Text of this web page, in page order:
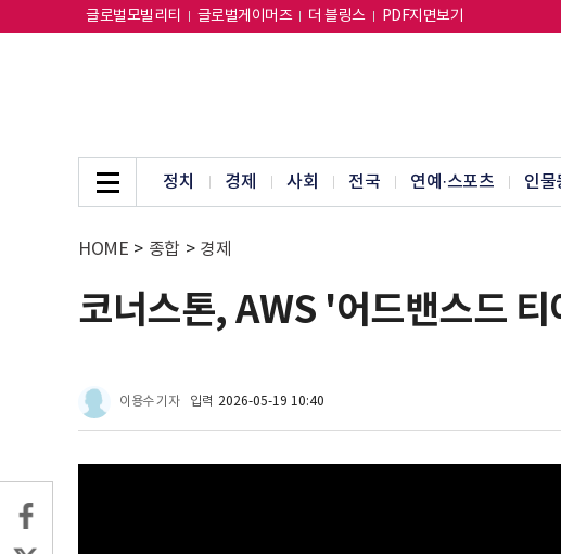
글로벌모빌리티 글로벌게이머즈 더 블링스 PDF지면보기
정치 경제 사회 전국 연예·스포츠 인물
HOME > 종합 > 경제
코너스톤, AWS '어드밴스드
이용수 기자 입력 2026-05-19 10:40